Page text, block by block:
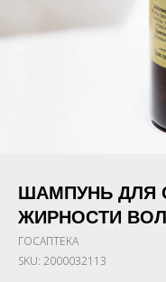
ШАМПУНЬ ДЛЯ
ЖИРНОСТИ
ГОСАПТЕКА
SKU: 2000032113